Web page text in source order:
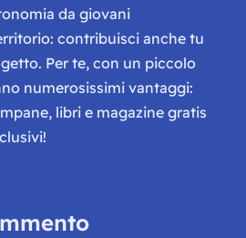
da giovani
contribuisci anche tu
Per te, con un piccolo
numerosissimi vantaggi:
libri e magazine gratis